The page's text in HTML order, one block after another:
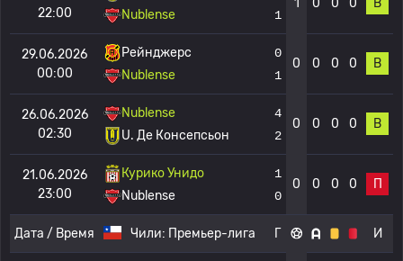
22:00
Nublense
1
1 0 0 0 В
29.06.2026
00:00
Рейнджерс
Nublense
0
1
0 0 0 0 В
26.06.2026
02:30
Nublense
U. Де Консепсьон
4
2
0 0 0 0 В
21.06.2026
23:00
Курико Унидо
Nublense
1
0
0 0 0 0 П
Дата / Время Чили: Премьер-лига Г И